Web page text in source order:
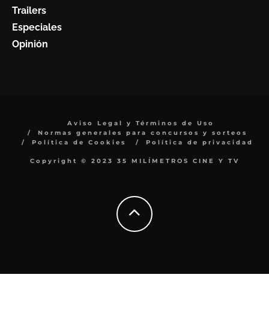
Trailers
Especiales
Opinión
Aviso Legal y Términos de Uso
Normas generales para concursos y sorteos
Política de Cookies
Política de privacidad
Copyright © 2023 35 MILÍMETROS CINE Y TV